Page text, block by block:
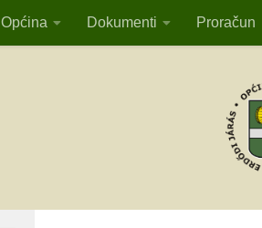
Općina Dokumenti Proračun